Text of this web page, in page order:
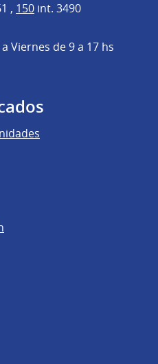
, 150 int. 3490
Viernes de 9 a 17 hs